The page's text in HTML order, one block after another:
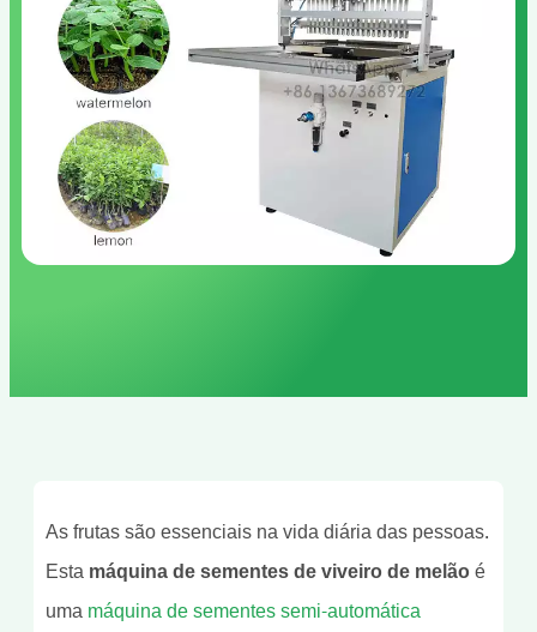
As frutas são essenciais na vida diária das pessoas.
Estamáquina de sementes de viveiro de melãoé
umamáquina de sementes semi-automática